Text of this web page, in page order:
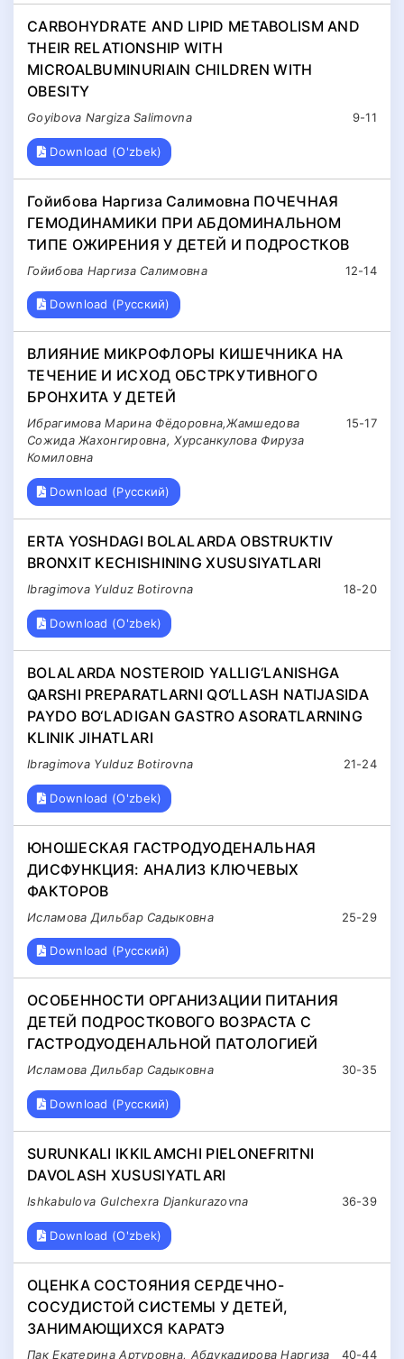
CARBOHYDRATE AND LIPID METABOLISM AND
THEIR RELATIONSHIP WITH
MICROALBUMINURIAIN CHILDREN WITH
OBESITY
9-11
Goyibova Nargiza Salimovna
Download (O'zbek)
Гойибова Наргиза Салимовна ПОЧЕЧНАЯ
ГЕМОДИНАМИКИ ПРИ АБДОМИНАЛЬНОМ
ТИПЕ ОЖИРЕНИЯ У ДЕТЕЙ И ПОДРОСТКОВ
12-14
Гойибова Наргиза Салимовна
Download (Русский)
ВЛИЯНИЕ МИКРОФЛОРЫ КИШЕЧНИКА НА
ТЕЧЕНИЕ И ИСХОД ОБСТРКУТИВНОГО
БРОНХИТА У ДЕТЕЙ
15-17
Ибрагимова Марина Фёдоровна,Жамшедова
Сожида Жахонгировна, Хурсанкулова Фируза
Комиловна
Download (Русский)
ERTA YOSHDAGI BOLALARDA OBSTRUKTIV
BRONXIT KECHISHINING XUSUSIYATLARI
18-20
Ibragimova Yulduz Botirovna
Download (O'zbek)
BOLALARDA NOSTEROID YALLIG‘LANISHGA
QARSHI PREPARATLARNI QO‘LLASH NATIJASIDA
PAYDO BO‘LADIGAN GASTRO ASORATLARNING
KLINIK JIHATLARI
21-24
Ibragimova Yulduz Botirovna
Download (O'zbek)
ЮНОШЕСКАЯ ГАСТРОДУОДЕНАЛЬНАЯ
ДИСФУНКЦИЯ: АНАЛИЗ КЛЮЧЕВЫХ
ФАКТОРОВ
25-29
Исламова Дильбар Садыковна
Download (Русский)
ОСОБЕННОСТИ ОРГАНИЗАЦИИ ПИТАНИЯ
ДЕТЕЙ ПОДРОСТКОВОГО ВОЗРАСТА С
ГАСТРОДУОДЕНАЛЬНОЙ ПАТОЛОГИЕЙ
30-35
Исламова Дильбар Садыковна
Download (Русский)
SURUNKALI IKKILAMCHI PIELONEFRITNI
DAVOLASH XUSUSIYATLARI
36-39
Ishkabulova Gulchexra Djankurazovna
Download (O'zbek)
ОЦЕНКА СОСТОЯНИЯ СЕРДЕЧНО-
СОСУДИСТОЙ СИСТЕМЫ У ДЕТЕЙ,
ЗАНИМАЮЩИХСЯ КАРАТЭ
40-44
Пак Екатерина Артуровна, Абдукадирова Наргиза